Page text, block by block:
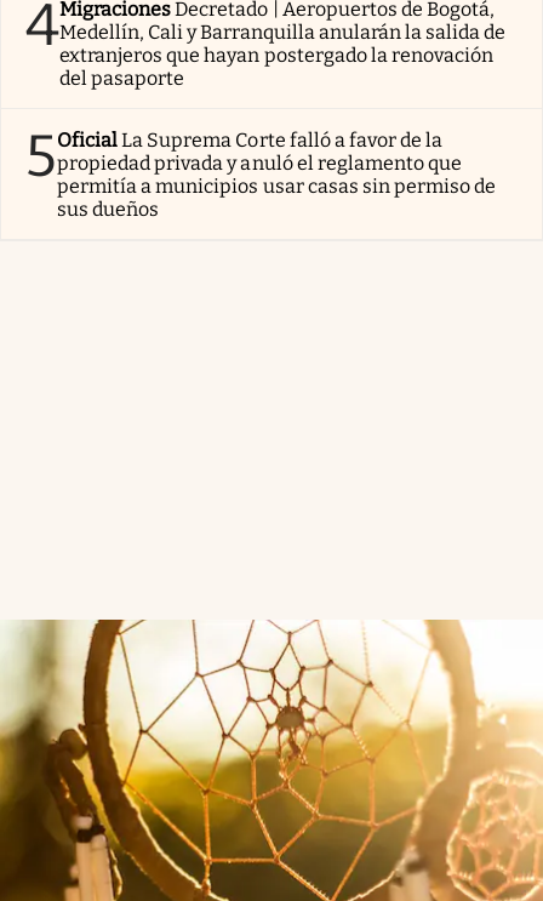
4MigracionesDecretado | Aeropuertos de Bogotá,
Medellín, Cali y Barranquilla anularán la salida de
extranjeros que hayan postergado la renovación
del pasaporte
5OficialLa Suprema Corte falló a favor de la
propiedad privada y anuló el reglamento que
permitía a municipios usar casas sin permiso de
sus dueños